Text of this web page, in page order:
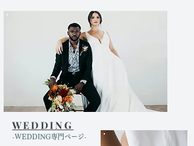
WEDDING
​-WEDDING専門ページ-